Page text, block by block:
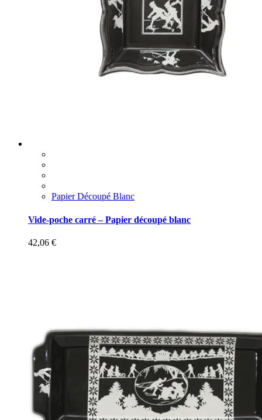
Papier Découpé Blanc
Vide-poche carré – Papier découpé blanc
42,06 €